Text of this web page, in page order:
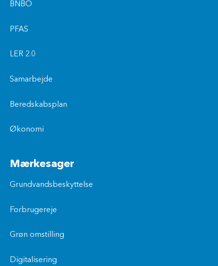
BNBO
PFAS
LER 2.0
Samarbejde
Beredskabsplan
Økonomi
Mærkesager
Grundvandsbeskyttelse
Forbrugereje
Grøn omstilling
Digitalisering